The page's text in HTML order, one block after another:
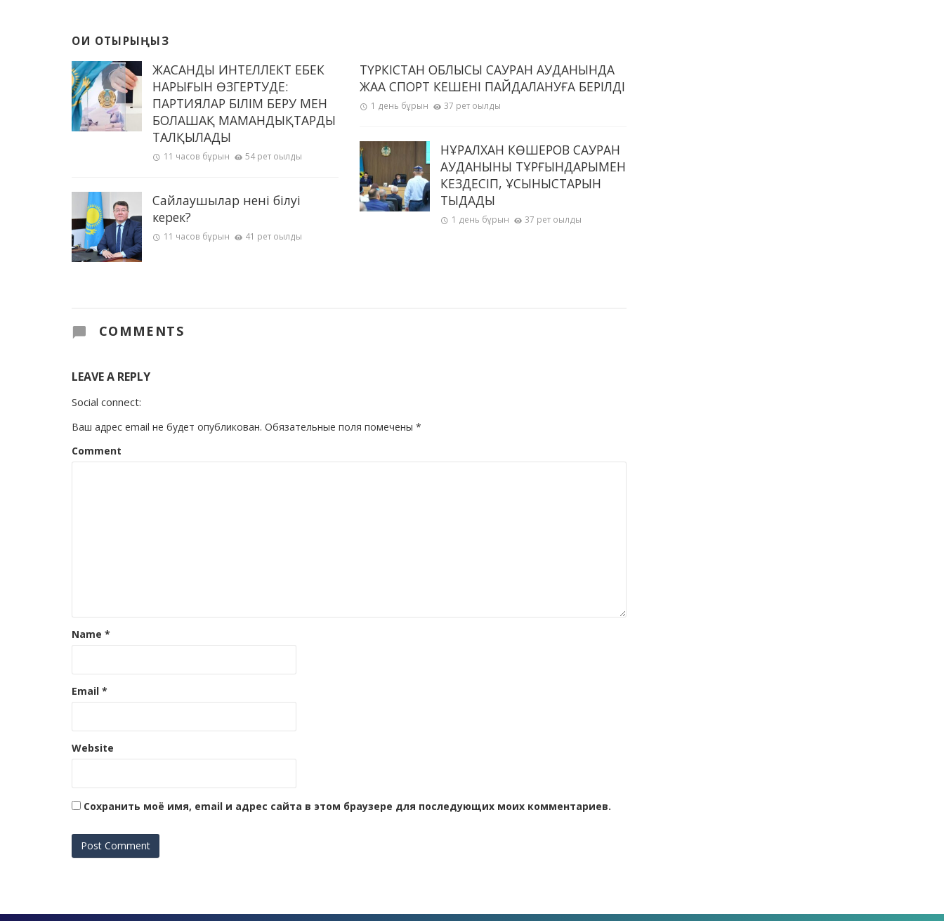
ОҚИ ОТЫРЫҢЫЗ
ЖАСАНДЫ ИНТЕЛЛЕКТ ЕҢБЕК
НАРЫҒЫН ӨЗГЕРТУДЕ:
ПАРТИЯЛАР БІЛІМ БЕРУ МЕН
БОЛАШАҚ МАМАНДЫҚТАРДЫ
ТАЛҚЫЛАДЫ
11 часов бұрын 54 рет оқылды
Сайлаушылар нені білуі
керек?
11 часов бұрын 41 рет оқылды
ТҮРКІСТАН ОБЛЫСЫ САУРАН АУДАНЫНДА
ЖАҢА СПОРТ КЕШЕНІ ПАЙДАЛАНУҒА БЕРІЛДІ
1 день бұрын 37 рет оқылды
НҰРАЛХАН КӨШЕРОВ САУРАН
АУДАНЫНЫҢ ТҰРҒЫНДАРЫМЕН
КЕЗДЕСІП, ҰСЫНЫСТАРЫН
ТЫҢДАДЫ
1 день бұрын 37 рет оқылды
COMMENTS
LEAVE A REPLY
Social connect:
Ваш адрес email не будет опубликован. Обязательные поля помечены *
Comment
Name *
Email *
Website
Сохранить моё имя, email и адрес сайта в этом браузере для последующих моих комментариев.